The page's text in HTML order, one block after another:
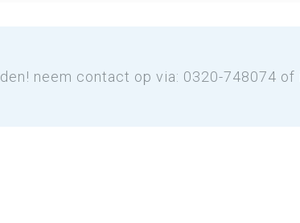
neem contact op via: 0320-748074 of